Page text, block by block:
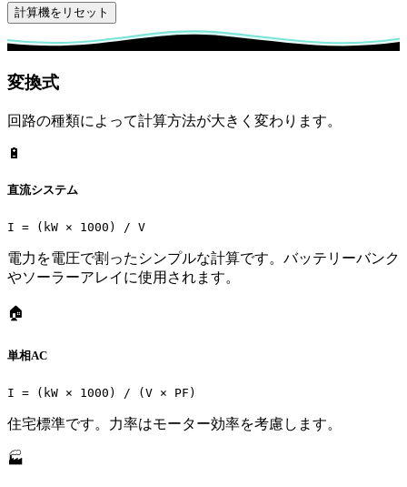
計算機をリセット
変換式
回路の種類によって計算方法が大きく変わります。
🔋
直流システム
I = (kW × 1000) / V
電力を電圧で割ったシンプルな計算です。バッテリーバンク
やソーラーアレイに使用されます。
🏠
単相AC
I = (kW × 1000) / (V × PF)
住宅標準です。力率はモーター効率を考慮します。
🏭